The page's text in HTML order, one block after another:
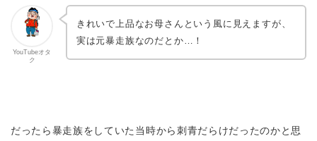
YouTubeオタ
ク
きれいで上品なお母さんという風に見えますが、
実は元暴走族なのだとか…！
だったら暴走族をしていた当時から刺青だらけだったのかと思